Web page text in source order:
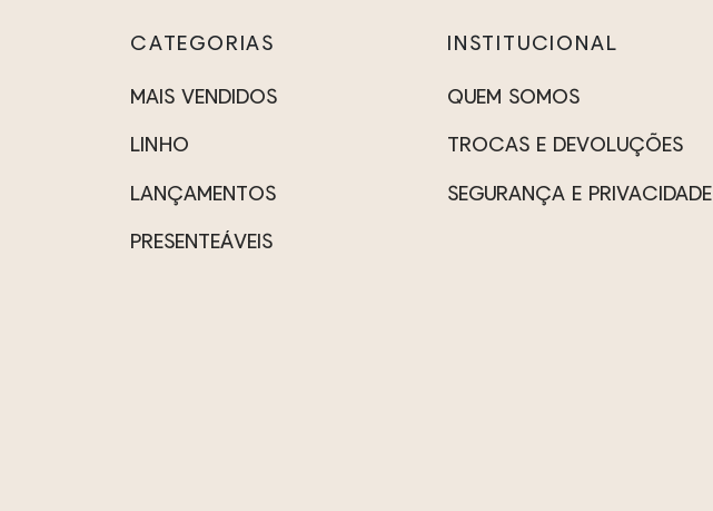
CATEGORIAS
MAIS VENDIDOS
LINHO
LANÇAMENTOS
PRESENTEÁVEIS
INSTITUCIONAL
QUEM SOMOS
TROCAS E DEVOLUÇÕES
SEGURANÇA E PRIVACIDADE